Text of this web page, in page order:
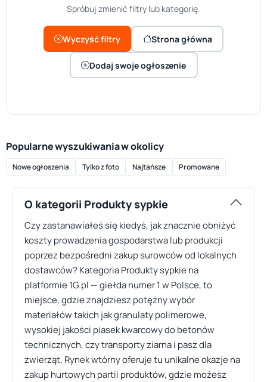
Spróbuj zmienić filtry lub kategorię.
Wyczyść filtry Strona główna
Dodaj swoje ogłoszenie
Popularne wyszukiwania w okolicy
Nowe ogłoszenia Tylko z foto Najtańsze Promowane
O kategorii Produkty sypkie
Czy zastanawiałeś się kiedyś, jak znacznie obniżyć
koszty prowadzenia gospodarstwa lub produkcji
poprzez bezpośredni zakup surowców od lokalnych
dostawców? Kategoria Produkty sypkie na
platformie 1G.pl — giełda numer 1 w Polsce, to
miejsce, gdzie znajdziesz potężny wybór
materiałów takich jak granulaty polimerowe,
wysokiej jakości piasek kwarcowy do betonów
technicznych, czy transporty ziarna i pasz dla
zwierząt. Rynek wtórny oferuje tu unikalne okazje na
zakup hurtowych partii produktów, gdzie możesz